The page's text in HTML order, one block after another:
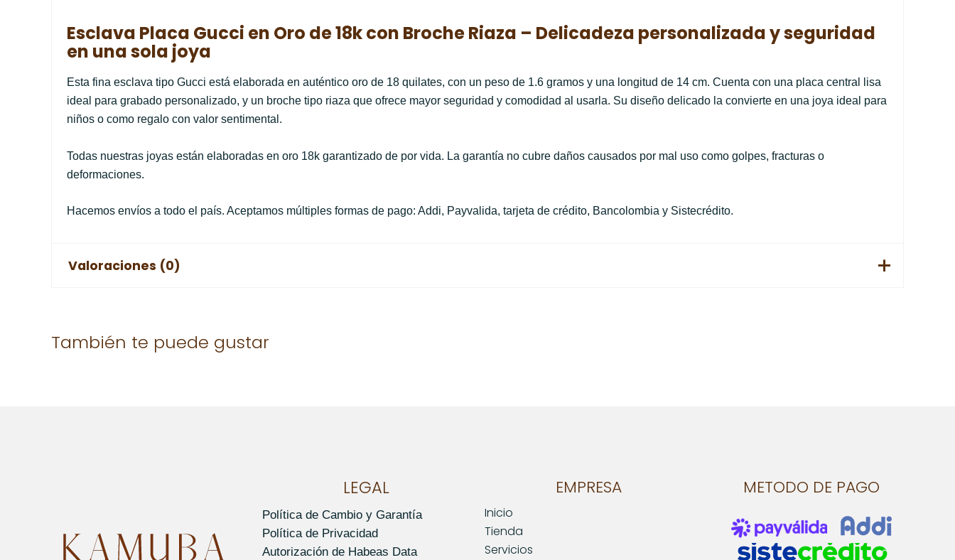
Esclava Placa Gucci en Oro de 18k con Broche Riaza – Delicadeza personalizada y seguridad
en una sola joya
Esta fina esclava tipo Gucci está elaborada en auténtico oro de 18 quilates, con un peso de 1.6 gramos y una longitud de 14 cm. Cuenta con una placa central lisa
ideal para grabado personalizado, y un broche tipo riaza que ofrece mayor seguridad y comodidad al usarla. Su diseño delicado la convierte en una joya ideal para
niños o como regalo con valor sentimental.
Todas nuestras joyas están elaboradas en oro 18k garantizado de por vida. La garantía no cubre daños causados por mal uso como golpes, fracturas o
deformaciones.
Hacemos envíos a todo el país. Aceptamos múltiples formas de pago: Addi, Payvalida, tarjeta de crédito, Bancolombia y Sistecrédito.
Valoraciones (0)
Solo los usuarios registrados que hayan comprado este producto pueden hacer una valoración.
También te puede gustar
LEGAL
Política de Cambio y Garantía
Política de Privacidad
Autorización de Habeas Data
EMPRESA
Inicio
Tienda
Servicios
METODO DE PAGO